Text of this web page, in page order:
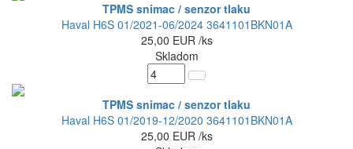
TPMS snimac / senzor tlaku
Haval H6S 01/2021-06/2024 3641101BKN01A
25,00 EUR /ks
Skladom
TPMS snimac / senzor tlaku
Haval H6S 01/2019-12/2020 3641101BKN01A
25,00 EUR /ks